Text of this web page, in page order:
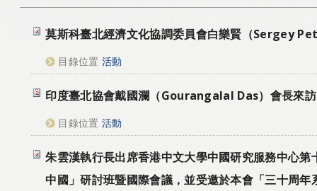
莫斯科臺北經濟文化協調委員會白樂賢（Sergey
目錄位置 活動
印度臺北協會戴國瀾（Gourangalal Das）會長來訪
目錄位置 活動
朱雲漢執行長出席香港中文大學中國研究服務中心第
中國」研討班暨國際會議，並受邀於本會「三十周年